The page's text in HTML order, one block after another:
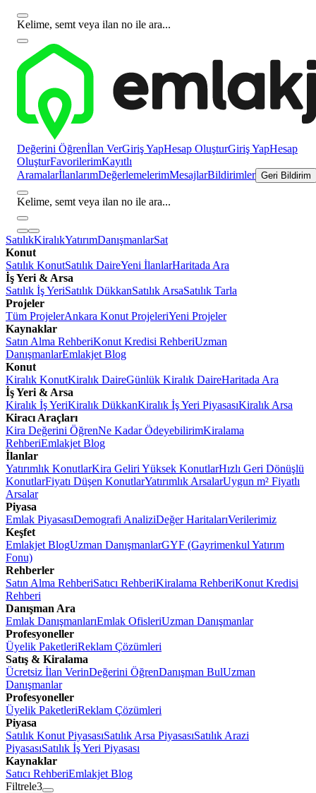
Kelime, semt veya ilan no ile ara...
Değerini Öğrenİlan VerGiriş YapHesap OluşturGiriş YapHesap
OluşturFavorilerimKayıtlı
AramalarİlanlarımDeğerlemelerimMesajlarBildirimler Geri Bildirim
Kelime, semt veya ilan no ile ara...
SatılıkKiralıkYatırımDanışmanlarSat
Konut
Satılık KonutSatılık DaireYeni İlanlarHaritada Ara
İş Yeri & Arsa
Satılık İş YeriSatılık DükkanSatılık ArsaSatılık Tarla
Projeler
Tüm ProjelerAnkara Konut ProjeleriYeni Projeler
Kaynaklar
Satın Alma RehberiKonut Kredisi RehberiUzman
DanışmanlarEmlakjet Blog
Konut
Kiralık KonutKiralık DaireGünlük Kiralık DaireHaritada Ara
İş Yeri & Arsa
Kiralık İş YeriKiralık DükkanKiralık İş Yeri PiyasasıKiralık Arsa
Kiracı Araçları
Kira Değerini ÖğrenNe Kadar ÖdeyebilirimKiralama
RehberiEmlakjet Blog
İlanlar
Yatırımlık KonutlarKira Geliri Yüksek KonutlarHızlı Geri Dönüşlü
KonutlarFiyatı Düşen KonutlarYatırımlık ArsalarUygun m² Fiyatlı
Arsalar
Piyasa
Emlak PiyasasıDemografi AnaliziDeğer HaritalarıVerilerimiz
Keşfet
Emlakjet BlogUzman DanışmanlarGYF (Gayrimenkul Yatırım
Fonu)
Rehberler
Satın Alma RehberiSatıcı RehberiKiralama RehberiKonut Kredisi
Rehberi
Danışman Ara
Emlak DanışmanlarıEmlak OfisleriUzman Danışmanlar
Profesyoneller
Üyelik PaketleriReklam Çözümleri
Satış & Kiralama
Ücretsiz İlan VerinDeğerini ÖğrenDanışman BulUzman
Danışmanlar
Profesyoneller
Üyelik PaketleriReklam Çözümleri
Piyasa
Satılık Konut PiyasasıSatılık Arsa PiyasasıSatılık Arazi
PiyasasıSatılık İş Yeri Piyasası
Kaynaklar
Satıcı RehberiEmlakjet Blog
Filtrele3